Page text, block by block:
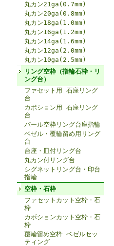
丸カン21ga(0.7mm)
丸カン20ga(0.8mm)
丸カン18ga(1.0mm)
丸カン16ga(1.2mm)
丸カン14ga(1.6mm)
丸カン12ga(2.0mm)
丸カン10ga(2.5mm)
リング空枠（指輪石枠・リ
ング台）
ファセット用 石座リング
台
カボション用 石座リング
台
パール空枠リング台座指輪
ベゼル・覆輪留め用リング
台
台座・皿付リング台
丸カン付リング台
シグネットリング台・印台
指輪
空枠・石枠
ファセットカット空枠・石
枠
カボションカット空枠・石
枠
覆輪留め空枠 ベゼルセッ
ティング